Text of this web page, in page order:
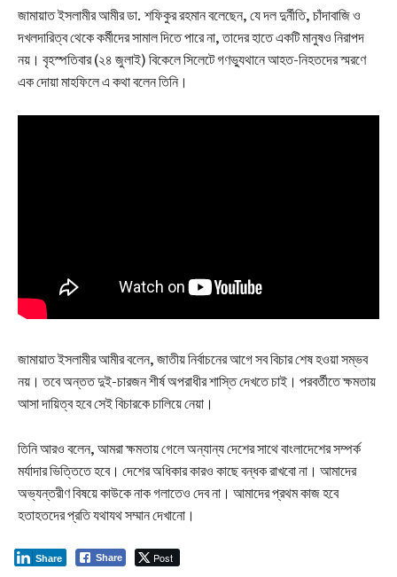
জামায়াত ইসলামীর আমীর ডা. শফিকুর রহমান বলেছেন, যে দল দুর্নীতি, চাঁদাবাজি ও
দখলদারিত্ব থেকে কর্মীদের সামাল দিতে পারে না, তাদের হাতে একটি মানুষও নিরাপদ
নয়। বৃহস্পতিবার (২৪ জুলাই) বিকেলে সিলেটে গণভ্যুথানে আহত-নিহতদের স্মরণে
এক দোয়া মাহফিলে এ কথা বলেন তিনি।
জামায়াত ইসলামীর আমীর বলেন, জাতীয় নির্বাচনের আগে সব বিচার শেষ হওয়া সম্ভব
নয়। তবে অন্তত দুই-চারজন শীর্ষ অপরাধীর শাস্তি দেখতে চাই। পরবর্তীতে ক্ষমতায়
আসা দায়িত্ব হবে সেই বিচারকে চালিয়ে নেয়া।
তিনি আরও বলেন, আমরা ক্ষমতায় গেলে অন্যান্য দেশের সাথে বাংলাদেশের সম্পর্ক
মর্যাদার ভিত্তিতে হবে। দেশের অধিকার কারও কাছে বন্ধক রাখবো না। আমাদের
অভ্যন্তরীণ বিষয়ে কাউকে নাক গলাতেও দেব না। আমাদের প্রথম কাজ হবে
হতাহতদের প্রতি যথাযথ সম্মান দেখানো।
Share Post
Share